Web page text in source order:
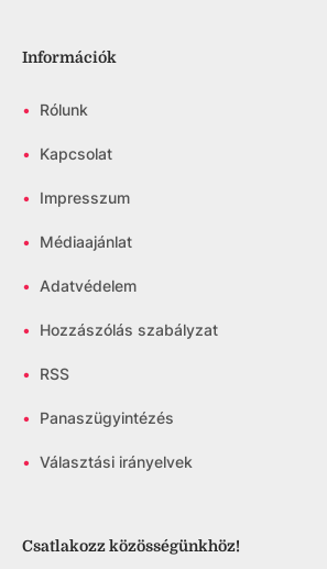
Információk
• Rólunk
• Kapcsolat
• Impresszum
• Médiaajánlat
• Adatvédelem
• Hozzászólás szabályzat
• RSS
• Panaszügyintézés
• Választási irányelvek
Csatlakozz közösségünkhöz!